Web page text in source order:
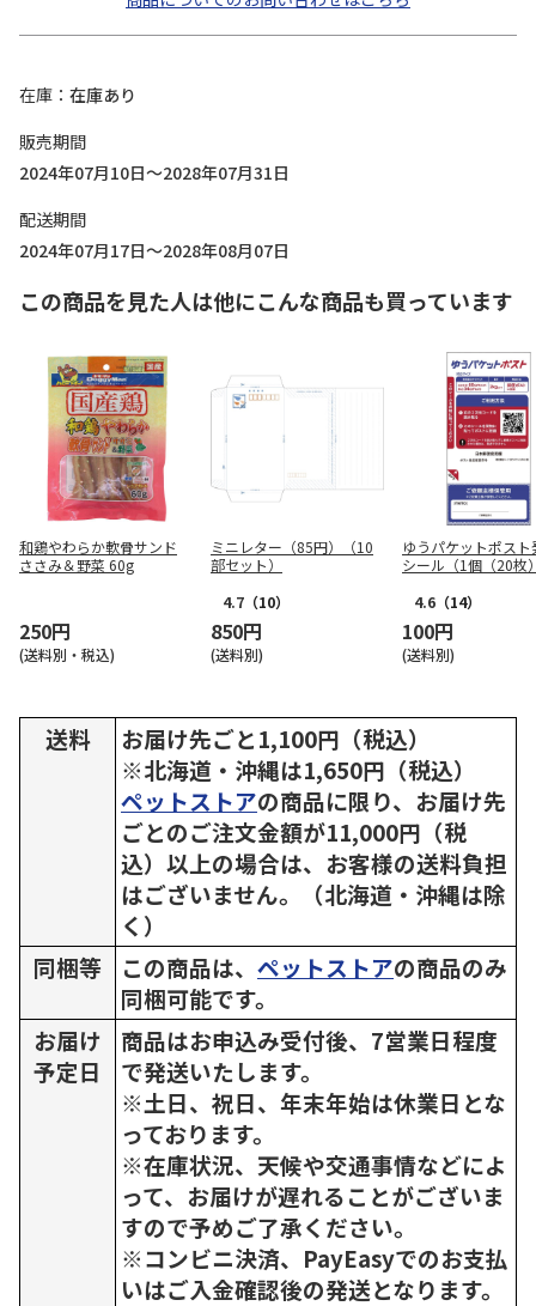
在庫
在庫あり
販売期間
2024年07月10日～2028年07月31日
配送期間
2024年07月17日～2028年08月07日
この商品を見た人は他にこんな商品も買っています
和鶏やわらか軟骨サンド
ささみ＆野菜 60g
250円
(送料別・税込)
ミニレター（85円）（10
部セット）
4.7 （10）
850円
(送料別)
ゆうパケットポスト
シール（1個（20枚
4.6 （14）
100円
(送料別)
送料
お届け先ごと1,100円（税込）
※北海道・沖縄は1,650円（税込）
ペットストアの商品に限り、お届け先
ごとのご注文金額が11,000円（税
込）以上の場合は、お客様の送料負担
はございません。（北海道・沖縄は除
く）
同梱等
この商品は、 ペットストアの商品のみ
同梱可能です。
お届け
予定日
商品はお申込み受付後、7営業日程度
で発送いたします。
※土日、祝日、年末年始は休業日とな
っております。
※在庫状況、天候や交通事情などによ
って、お届けが遅れることがございま
すので予めご了承ください。
※コンビニ決済、PayEasyでのお支払
いはご入金確認後の発送となります。